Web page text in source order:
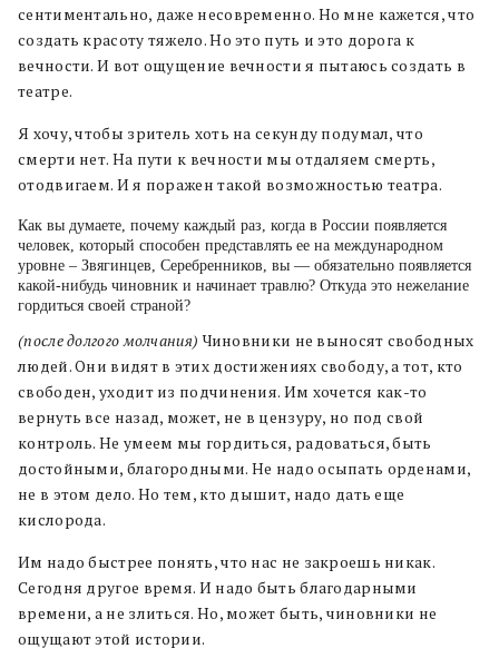
сентиментально, даже несовременно. Но мне кажется, что
создать красоту тяжело. Но это путь и это дорога к
вечности. И вот ощущение вечности я пытаюсь создать в
театре.
Я хочу, чтобы зритель хоть на секунду подумал, что
смерти нет. На пути к вечности мы отдаляем смерть,
отодвигаем. И я поражен такой возможностью театра.
Как вы думаете, почему каждый раз, когда в России появляется
человек, который способен представлять ее на международном
уровне – Звягинцев, Серебренников, вы — обязательно появляется
какой-нибудь чиновник и начинает травлю? Откуда это нежелание
гордиться своей страной?
(после долгого молчания) Чиновники не выносят свободных
людей. Они видят в этих достижениях свободу, а тот, кто
свободен, уходит из подчинения. Им хочется как-то
вернуть все назад, может, не в цензуру, но под свой
контроль. Не умеем мы гордиться, радоваться, быть
достойными, благородными. Не надо осыпать орденами,
не в этом дело. Но тем, кто дышит, надо дать еще
кислорода.
Им надо быстрее понять, что нас не закроешь никак.
Сегодня другое время. И надо быть благодарными
времени, а не злиться. Но, может быть, чиновники не
ощущают этой истории.